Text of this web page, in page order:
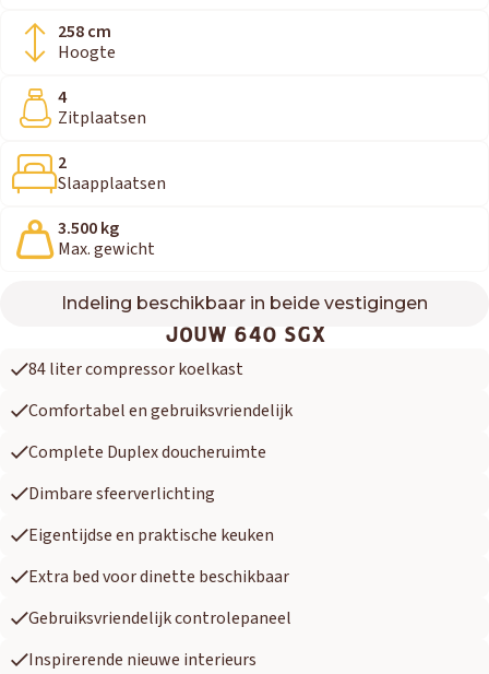
258 cm
Hoogte
4
Zitplaatsen
2
Slaapplaatsen
3.500 kg
Max. gewicht
Indeling beschikbaar in beide vestigingen
640 SGX
JOUW 640 SGX
84 liter compressor koelkast
Comfortabel en gebruiksvriendelijk
Complete Duplex doucheruimte
Dimbare sfeerverlichting
Eigentijdse en praktische keuken
Extra bed voor dinette beschikbaar
Gebruiksvriendelijk controlepaneel
Inspirerende nieuwe interieurs